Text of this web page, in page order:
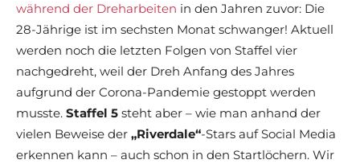
während der Dreharbeiten in den Jahren zuvor: Die
28-Jährige ist im sechsten Monat schwanger! Aktuell
werden noch die letzten Folgen von Staffel vier
nachgedreht, weil der Dreh Anfang des Jahres
aufgrund der Corona-Pandemie gestoppt werden
musste. Staffel 5 steht aber – wie man anhand der
vielen Beweise der „Riverdale“-Stars auf Social Media
erkennen kann – auch schon in den Startlöchern. Wir